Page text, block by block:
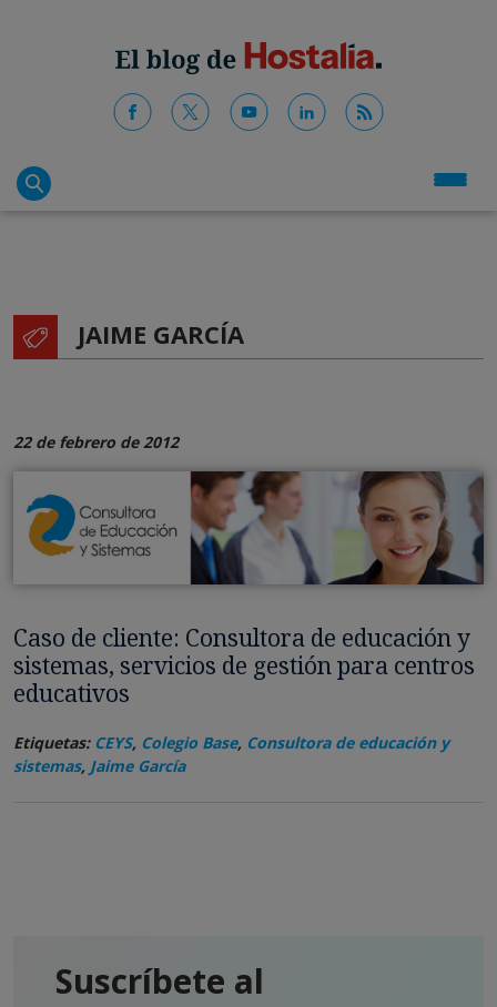
JAIME GARCÍA
22 de febrero de 2012
Caso de cliente: Consultora de educación y
sistemas, servicios de gestión para centros
educativos
Etiquetas: CEYS, Colegio Base, Consultora de educación y
sistemas, Jaime García
Suscríbete al